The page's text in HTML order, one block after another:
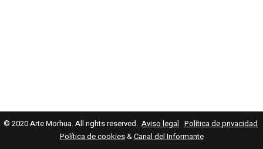
© 2020 Arte Morhua. All rights reserved. Aviso legal Política de privacidad
Política de cookies&Canal del Informante